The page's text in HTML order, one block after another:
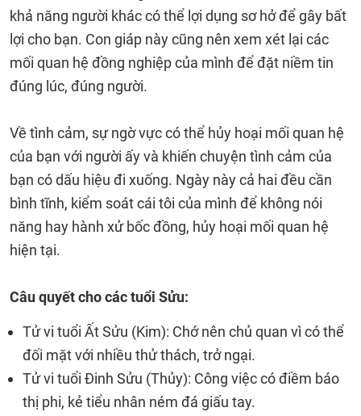
khả năng người khác có thể lợi dụng sơ hở để gây bất
lợi cho bạn. Con giáp này cũng nên xem xét lại các
mối quan hệ đồng nghiệp của mình để đặt niềm tin
đúng lúc, đúng người.
Về tình cảm, sự ngờ vực có thể hủy hoại mối quan hệ
của bạn với người ấy và khiến chuyện tình cảm của
bạn có dấu hiệu đi xuống. Ngày này cả hai đều cần
bình tĩnh, kiểm soát cái tôi của mình để không nói
năng hay hành xử bốc đồng, hủy hoại mối quan hệ
hiện tại.
Câu quyết cho các tuổi Sửu:
Tử vi tuổi Ất Sửu (Kim): Chớ nên chủ quan vì có thể
đối mặt với nhiều thử thách, trở ngại.
Tử vi tuổi Đinh Sửu (Thủy): Công việc có điềm báo
thị phi, kẻ tiểu nhân ném đá giấu tay.